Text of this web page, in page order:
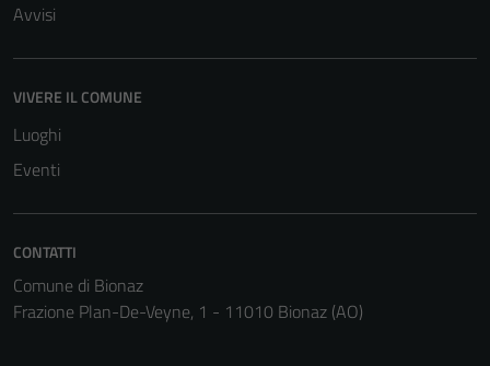
Avvisi
VIVERE IL COMUNE
Luoghi
Eventi
CONTATTI
Comune di Bionaz
Frazione Plan-De-Veyne, 1 - 11010 Bionaz (AO)